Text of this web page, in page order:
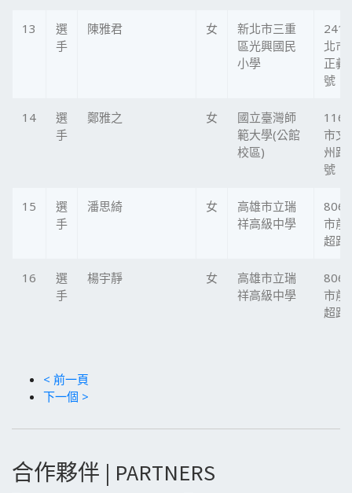
13
選
手
陳雅君 女
新北市三重
區光興國民
小學
北市
正義
號
14
選
手
鄭雅之 女
國立臺灣師
範大學(公館
校區)
市文
州路
號
15
選
手
潘思綺 女
高雄市立瑞
祥高級中學
市前
超路
16
選
手
楊宇靜 女
高雄市立瑞
祥高級中學
市前
超路
< 前一頁
下一個 >
合作夥伴 | PARTNERS